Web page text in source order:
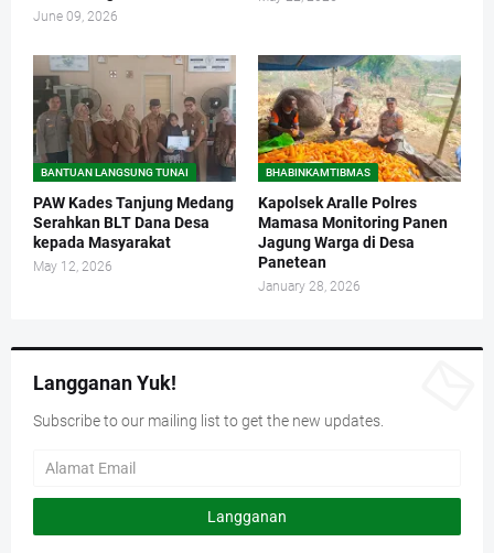
June 09, 2026
BANTUAN LANGSUNG TUNAI
PAW Kades Tanjung Medang
Serahkan BLT Dana Desa
kepada Masyarakat
May 12, 2026
BHABINKAMTIBMAS
Kapolsek Aralle Polres
Mamasa Monitoring Panen
Jagung Warga di Desa
Panetean
January 28, 2026
Langganan Yuk!
Subscribe to our mailing list to get the new updates.